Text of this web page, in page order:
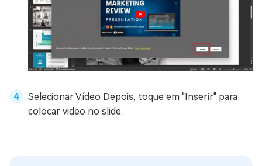
Selecionar Vídeo Depois, toque em "Inserir" para
colocar video no slide.